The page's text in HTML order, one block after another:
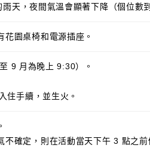
天，夜間氣溫會顯著下降（個位數
園桌椅和電源插座。
9 月為晚上 9:30）。
住手續，並生火。
確定，則在活動當天下午 3 點之前